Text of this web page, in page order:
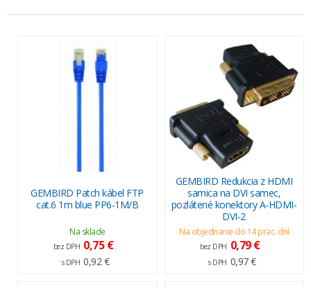
GEMBIRD Patch kábel FTP
cat.6 1m blue PP6-1M/B
Na sklade
bez DPH 0,75 €
s DPH 0,92 €
GEMBIRD Redukcia z HDMI
samica na DVI samec,
pozlátené konektory A-HDMI-
DVI-2
Na objednanie do 14 prac. dní
bez DPH 0,79 €
s DPH 0,97 €